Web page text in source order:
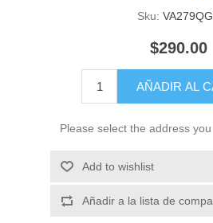
Sku:
$290.00
AÑADIR AL
Please select the address
Add to wishlist
Añadir a la lista de